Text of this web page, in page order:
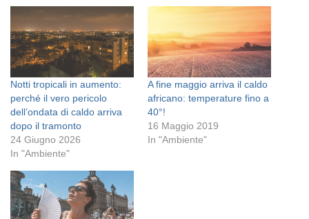
Notti tropicali in aumento:
perché il vero pericolo
dell’ondata di caldo arriva
dopo il tramonto
24 Giugno 2026
In "Ambiente"
A fine maggio arriva il caldo
africano: temperature fino a
40°!
16 Maggio 2019
In "Ambiente"